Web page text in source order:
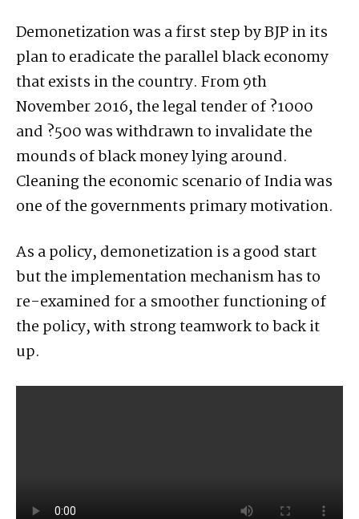
Demonetization was a first step by BJP in its
plan to eradicate the parallel black economy
that exists in the country. From 9th
November 2016, the legal tender of ?1000
and ?500 was withdrawn to invalidate the
mounds of black money lying around.
Cleaning the economic scenario of India was
one of the governments primary motivation.
As a policy, demonetization is a good start
but the implementation mechanism has to
re-examined for a smoother functioning of
the policy, with strong teamwork to back it
up.